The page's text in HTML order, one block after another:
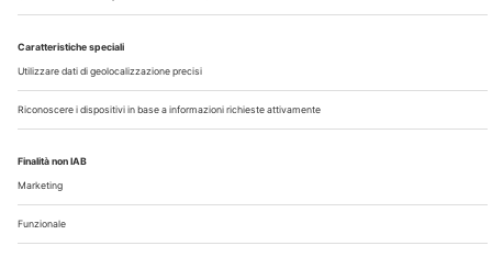
©2026 Edra S.p.a | www.edraspa.it | P.iva 08056040960
| Tel. 02/881841 | Sede legale: Viale Enrico Forlanini 21 -
20134 Milano (Italy)
5/05/2022